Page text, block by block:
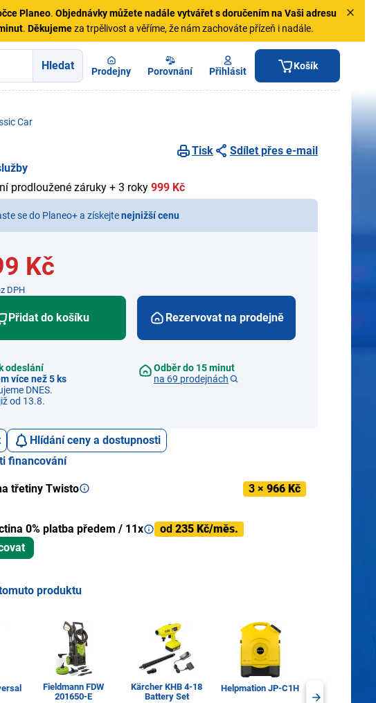
Planeo. Objednávkymůžete nadále vytvářet s doručením na Vaši adresu
. Děkujemeza trpělivost a věříme, že nám zachováte přízeň i nadále.
Hledat Prodejny Porovnání Přihlásit Košík
Car
Tisk
Sdílet přes e-mail
prodloužené záruky + 3 roky 999 Kč
se do Planeo+ a získejtenejnižší cenu
Kč
DPH
Přidat do košíku
odeslání
více než 5 ks
DNES.
od 13.8.
Rezervovat na prodejně
Odběr do 15 minut
na 69 prodejnách
Hlídání ceny a dostupnosti
financování
třetiny Twisto 3 × 966 Kč
0% platba předem / 11x od 235 Kč/měs.
produktu
Fieldmann FDW
201650-E
Kärcher KHB 4-18
Battery Set
Helpmation JP-C1H